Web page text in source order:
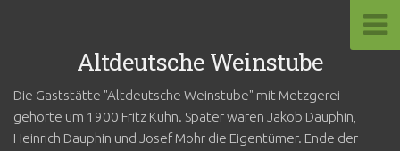
Altdeutsche Weinstube
Die Gaststätte "Altdeutsche Weinstube" mit Metzgerei
gehörte um 1900 Fritz Kuhn. Später waren Jakob Dauphin,
Heinrich Dauphin und Josef Mohr die Eigentümer. Ende der